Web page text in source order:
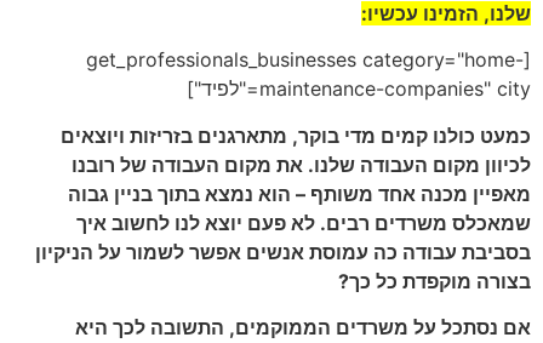
שלנו, הזמינו עכשיו:
[get_professionals_businesses category="home-
maintenance-companies" city="לפיד"]
כמעט כולנו קמים מדי בוקר, מתארגנים בזריזות ויוצאים
לכיוון מקום העבודה שלנו. את מקום העבודה של רובנו
מאפיין מכנה אחד משותף – הוא נמצא בתוך בניין גבוה
שמאכלס משרדים רבים. לא פעם יוצא לנו לחשוב איך
בסביבת עבודה כה עמוסת אנשים אפשר לשמור על הניקיון
בצורה מוקפדת כל כך?
אם נסתכל על משרדים הממוקמים, התשובה לכך היא